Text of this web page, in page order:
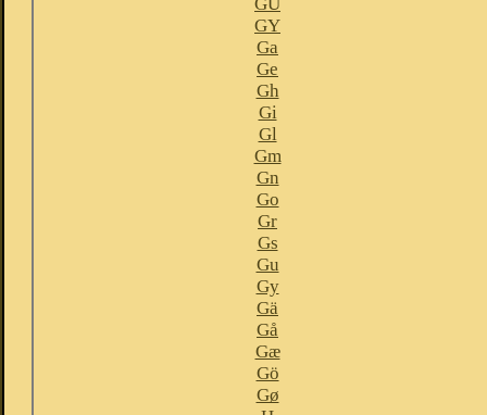
GY
Ga
Ge
Gh
Gi
Gl
Gm
Gn
Go
Gr
Gs
Gu
Gy
Gä
Gå
Gæ
Gö
Gø